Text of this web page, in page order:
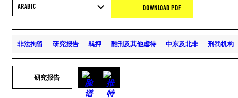
ARABIC DOWNLOAD PDF
非法拘留 研究报告 羁押 酷刑及其他虐待 中东及北非 刑罚机构
研究报告